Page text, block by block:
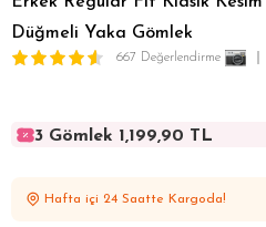
Düğmeli Yaka Gömlek
667 Değerlendirme
3 Gömlek 1,199,90 TL
Hafta içi 24 Saatte Kargoda!